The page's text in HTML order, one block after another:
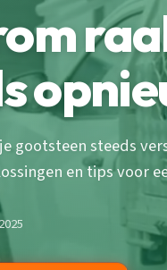
gootsteen steeds
en tips voor